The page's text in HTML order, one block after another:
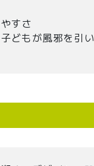
すさ
どもが風邪を引